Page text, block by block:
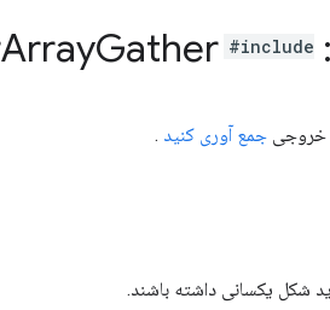
ArrayGather #include
خروجی جمع آوری کنید .
شکل یکسانی داشته باشند.